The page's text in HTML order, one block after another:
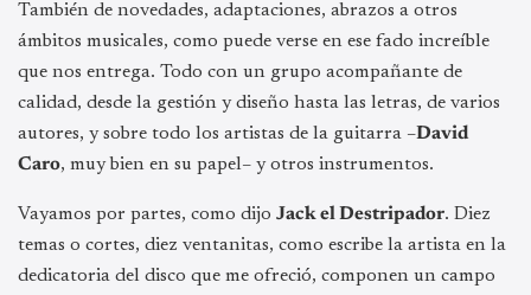
También de novedades, adaptaciones, abrazos a otros
ámbitos musicales, como puede verse en ese fado increíble
que nos entrega. Todo con un grupo acompañante de
calidad, desde la gestión y diseño hasta las letras, de varios
autores, y sobre todo los artistas de la guitarra –David
Caro, muy bien en su papel– y otros instrumentos.
Vayamos por partes, como dijo Jack el Destripador. Diez
temas o cortes, diez ventanitas, como escribe la artista en la
dedicatoria del disco que me ofreció, componen un campo